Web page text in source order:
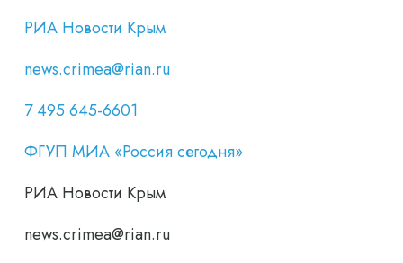
РИА Новости Крым
news.crimea@rian.ru
7 495 645-6601
ФГУП МИА «Россия сегодня»
РИА Новости Крым
news.crimea@rian.ru